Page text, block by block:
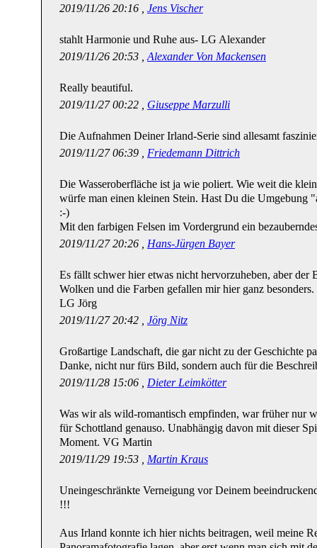
2019/11/26 20:16 , Jens Vischer
stahlt Harmonie und Ruhe aus- LG Alexander
2019/11/26 20:53 , Alexander Von Mackensen
Really beautiful.
2019/11/27 00:22 , Giuseppe Marzulli
Die Aufnahmen Deiner Irland-Serie sind allesamt
2019/11/27 06:39 , Friedemann Dittrich
Die Wasseroberfläche ist ja wie poliert. Wie weit die
würfe man einen kleinen Stein. Hast Du die Umgebung
:-)
Mit den farbigen Felsen im Vordergrund ein
2019/11/27 20:26 , Hans-Jürgen Bayer
Es fällt schwer hier etwas nicht hervorzuheben, aber der
Wolken und die Farben gefallen mir hier ganz besonders.
LG Jörg
2019/11/27 20:42 , Jörg Nitz
Großartige Landschaft, die gar nicht zu der Geschichte
Danke, nicht nur fürs Bild, sondern auch für die
2019/11/28 15:06 , Dieter Leimkötter
Was wir als wild-romantisch empfinden, war früher nur
für Schottland genauso. Unabhängig davon mit dieser
Moment. VG Martin
2019/11/29 19:53 , Martin Kraus
Uneingeschränkte Verneigung vor Deinem
!!!
Aus Irland konnte ich hier nichts beitragen, weil meine